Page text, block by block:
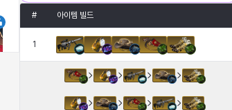
# 아이템 빌드
1